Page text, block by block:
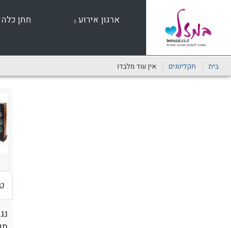
מַעֲרֶכֶת
בִּקְלִיק
ארגון אירוע חתן כלה
בית תקליטנים אין עוד מלבדו